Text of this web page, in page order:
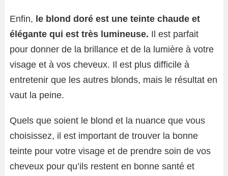
Enfin, le blond doré est une teinte chaude et
élégante qui est très lumineuse. Il est parfait
pour donner de la brillance et de la lumière à votre
visage et à vos cheveux. Il est plus difficile à
entretenir que les autres blonds, mais le résultat en
vaut la peine.
Quels que soient le blond et la nuance que vous
choisissez, il est important de trouver la bonne
teinte pour votre visage et de prendre soin de vos
cheveux pour qu’ils restent en bonne santé et